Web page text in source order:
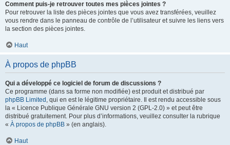
Comment puis-je retrouver toutes mes pièces jointes ?
Pour retrouver la liste des pièces jointes que vous avez transférées, veuillez
vous rendre dans le panneau de contrôle de l’utilisateur et suivre les liens vers
la section des pièces jointes.
Haut
À propos de phpBB
Qui a développé ce logiciel de forum de discussions ?
Ce programme (dans sa forme non modifiée) est produit et distribué par
phpBB Limited , qui en est le légitime propriétaire. Il est rendu accessible sous
la « Licence Publique Générale GNU version 2 (GPL-2.0) » et peut être
distribué gratuitement. Pour plus d’informations, veuillez consulter la rubrique
« À propos de phpBB » (en anglais).
Haut